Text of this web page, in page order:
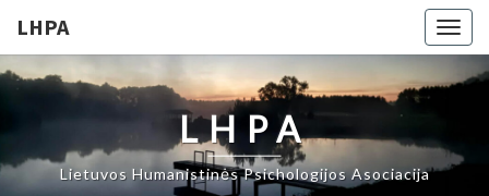
LHPA
LHPA
Lietuvos Humanistinės Psichologijos Asociacija